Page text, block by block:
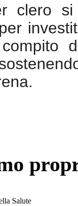
clero
Salute